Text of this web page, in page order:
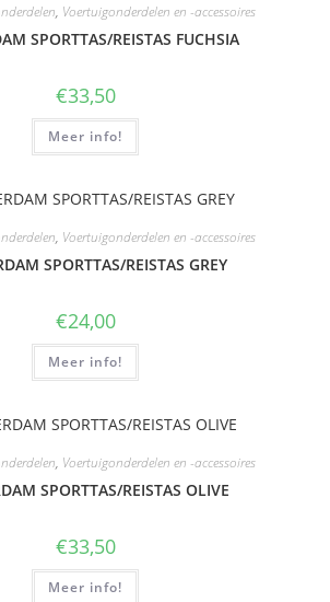
, Voertuigonderdelen en -accessoires
SPORTTAS/REISTAS FUCHSIA
€33,50
Meer info!
, Voertuigonderdelen en -accessoires
SPORTTAS/REISTAS GREY
€24,00
Meer info!
, Voertuigonderdelen en -accessoires
SPORTTAS/REISTAS OLIVE
€33,50
Meer info!